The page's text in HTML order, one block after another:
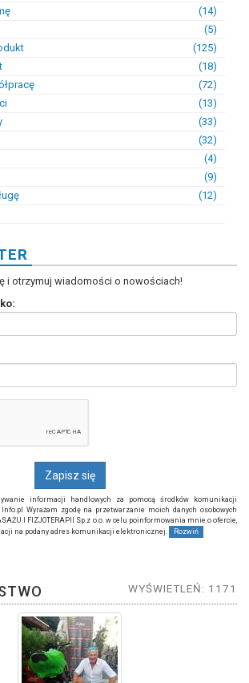
(14)
(5)
(125)
(18)
(72)
(13)
(33)
(32)
(4)
(9)
(12)
i otrzymuj wiadomości o nowościach!
informacji handlowych za pomocą środków komunikacji
Wyrażam zgodę na przetwarzanie moich danych osobowych
I FIZJOTERAPII Sp.z o.o. w celu poinformowania mnie o ofercie,
na podany adres komunikacji elektronicznej.
Rozwiń
WYŚWIETLEŃ: 1171